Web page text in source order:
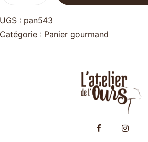
UGS : pan543
Catégorie : Panier gourmand